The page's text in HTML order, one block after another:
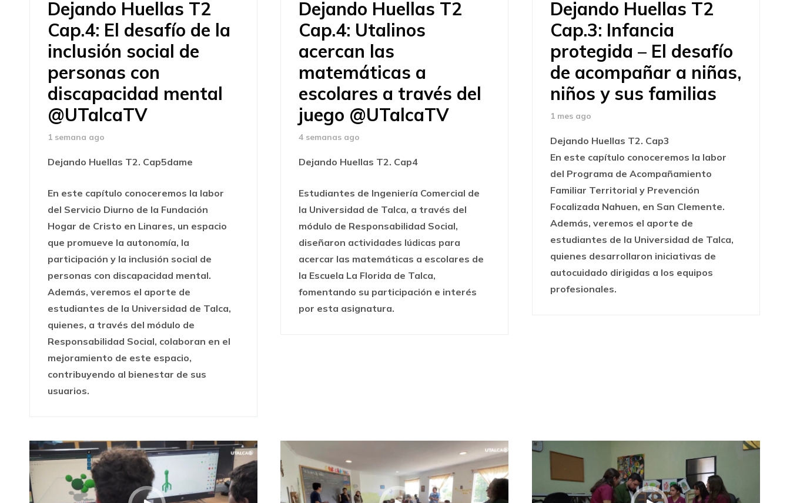
Dejando Huellas T2
Cap.4: El desafío de la
inclusión social de
personas con
discapacidad mental
@UTalcaTV
1 semana ago
Dejando Huellas T2. Cap5dame
En este capítulo conoceremos la labor
del Servicio Diurno de la Fundación
Hogar de Cristo en Linares, un espacio
que promueve la autonomía, la
participación y la inclusión social de
personas con discapacidad mental.
Además, veremos el aporte de
estudiantes de la Universidad de Talca,
quienes, a través del módulo de
Responsabilidad Social, colaboran en el
mejoramiento de este espacio,
contribuyendo al bienestar de sus
usuarios.
Dejando Huellas T2
Cap.4: Utalinos
acercan las
matemáticas a
escolares a través del
juego @UTalcaTV
4 semanas ago
Dejando Huellas T2. Cap4
Estudiantes de Ingeniería Comercial de
la Universidad de Talca, a través del
módulo de Responsabilidad Social,
diseñaron actividades lúdicas para
acercar las matemáticas a escolares de
la Escuela La Florida de Talca,
fomentando su participación e interés
por esta asignatura.
Dejando Huellas T2
Cap.3: Infancia
protegida – El desafío
de acompañar a niñas,
niños y sus familias
1 mes ago
Dejando Huellas T2. Cap3
En este capítulo conoceremos la labor
del Programa de Acompañamiento
Familiar Territorial y Prevención
Focalizada Nahuen, en San Clemente.
Además, veremos el aporte de
estudiantes de la Universidad de Talca,
quienes desarrollaron iniciativas de
autocuidado dirigidas a los equipos
profesionales.